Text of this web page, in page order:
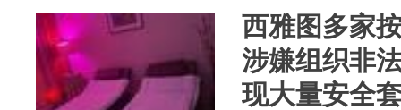
西雅图多家
涉嫌组织非
现大量安全